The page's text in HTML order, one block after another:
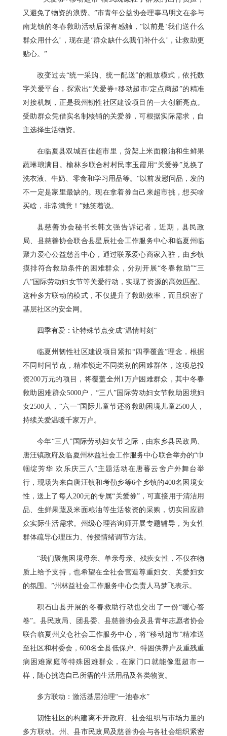
又避免了物资的浪费。”市青年公益协会理事马明文在参与
南龙镇的冬春救助活动后深有感触，“以前是‘我们送什么
群众用什么’，现在是‘群众缺什么我们补什么’，让救助更
贴心。”
改变过去“统一采购、统一配送”的粗放模式，依托数
字关爱平台，探索出“关爱券+移动超市/定点商超”的精准
对接机制，正是我州韧性社区建设项目的一大创新亮点。
受助群众凭借实名制核销的关爱券，可根据实际需求，自
主选择生活物资。
在临夏县双城百佳超市里，货架上米面粮油和生鲜果
蔬琳琅满目。榆林乡联合村村民李玉霞用“关爱券”兑换了
洗衣液、牛奶、零食和学习用品等。“以前发慰问品，发的
不一定是家里最缺的。现在拿着券自己来超市挑，想买啥
买啥，非常满意！”她笑着说。
县慈善协会秘书长韩文强告诉记者，近期，县民政
局、县慈善协会联合县星辰社会工作服务中心和临夏州临
聚力爱心公益慈善中心，通过联系爱心商家入驻，由乡镇
摸排符合救助条件的困难群众，分别开展“冬春救助”“三
八”国际劳动妇女节等关爱行动，实现了资源的高效匹配。
这种多方联动的模式，不仅提升了救助效率，而且织密了
基层社区的安全网。
四季有爱：让特殊节点变成“温情时刻”
临夏州韧性社区建设项目紧扣“四季覆盖”理念，根据
不同时间节点，精准锁定不同类别的困难群体，这项总投
资200万元的项目，将覆盖全州1万户困难群众，其中冬春
救助困难群众5000户，“三八”国际劳动妇女节救助困境妇
女2500人，“六一”国际儿童节还将救助困境儿童2500人，
持续关爱温暖千家万户。
今年“三八”国际劳动妇女节之际，由东乡县民政局、
唐汪镇政府及临夏州林益社会工作服务中心联合举办的“巾
帼绽芳华 欢乐庆三八”主题活动在唐蕃云舍户外舞台举
行，现场为来自唐汪镇和考勒乡等6个乡镇的400名困境女
性，送上了每人200元的专属“关爱券”，可直接用于清洁用
品、生鲜果蔬及米面粮油等生活物资的采购，切实回应群
众实际生活需求。州级心理咨询师开展专题辅导，为女性
群体疏导心理压力、传授情绪调节方法。
“我们聚焦困境母亲、单亲母亲、残疾女性，不仅在物
质上给予支持，也希望在全社会营造尊重妇女、关爱妇女
的氛围。”州林益社会工作服务中心负责人马梦飞表示。
积石山县开展的冬春救助行动也交出了一份“暖心答
卷”。县民政局、团县委、县慈善协会及县青年志愿者协会
联合临夏州义仓社会工作服务中心，将“移动超市”精准送
至社区和村委会，600名全县低保户、特困供养户及重残重
病困难家庭等特殊困难群众，在家门口就能像逛超市一
样，随心挑选自己所需的生活用品及各类物资。
多方联动：激活基层治理“一池春水”
韧性社区的构建离不开政府、社会组织与市场力量的
多方联动。州、县市民政局及慈善协会与各社会组织紧密